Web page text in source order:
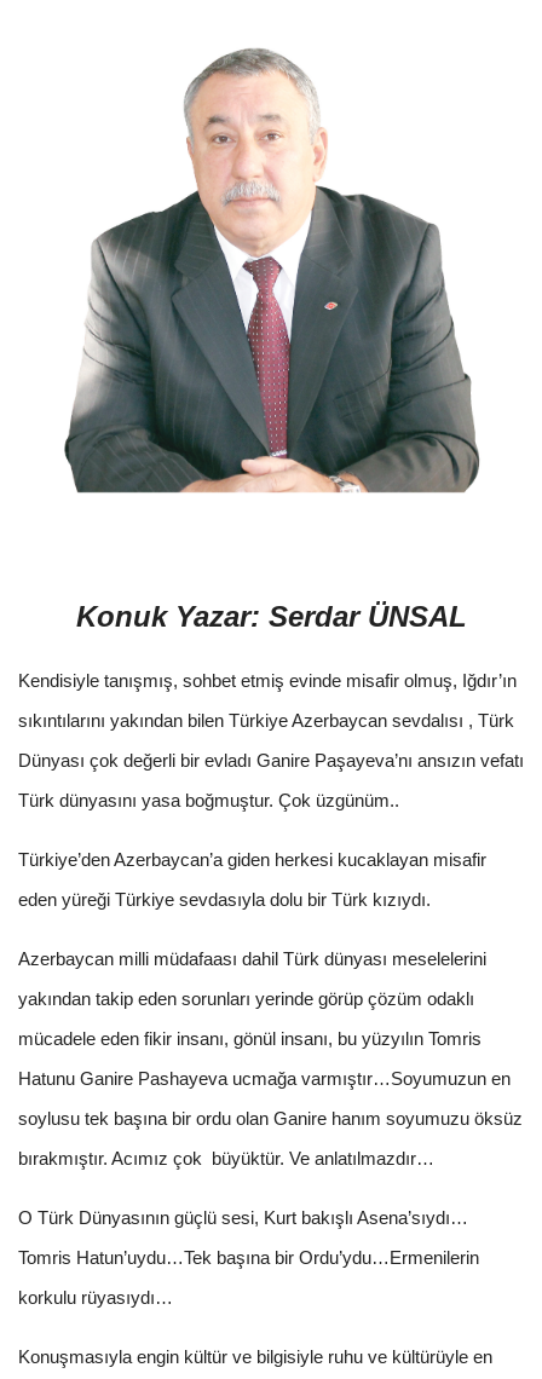
Konuk Yazar: Serdar ÜNSAL
Kendisiyle tanışmış, sohbet etmiş evinde misafir olmuş, Iğdır’ın
sıkıntılarını yakından bilen Türkiye Azerbaycan sevdalısı , Türk
Dünyası çok değerli bir evladı Ganire Paşayeva’nı ansızın vefatı
Türk dünyasını yasa boğmuştur. Çok üzgünüm..
Türkiye’den Azerbaycan’a giden herkesi kucaklayan misafir
eden yüreği Türkiye sevdasıyla dolu bir Türk kızıydı.
Azerbaycan milli müdafaası dahil Türk dünyası meselelerini
yakından takip eden sorunları yerinde görüp çözüm odaklı
mücadele eden fikir insanı, gönül insanı, bu yüzyılın Tomris
Hatunu Ganire Pashayeva ucmağa varmıştır…Soyumuzun en
soylusu tek başına bir ordu olan Ganire hanım soyumuzu öksüz
bırakmıştır. Acımız çok büyüktür. Ve anlatılmazdır…
O Türk Dünyasının güçlü sesi, Kurt bakışlı Asena’sıydı…
Tomris Hatun’uydu…Tek başına bir Ordu’ydu…Ermenilerin
korkulu rüyasıydı…
Konuşmasıyla engin kültür ve bilgisiyle ruhu ve kültürüyle en